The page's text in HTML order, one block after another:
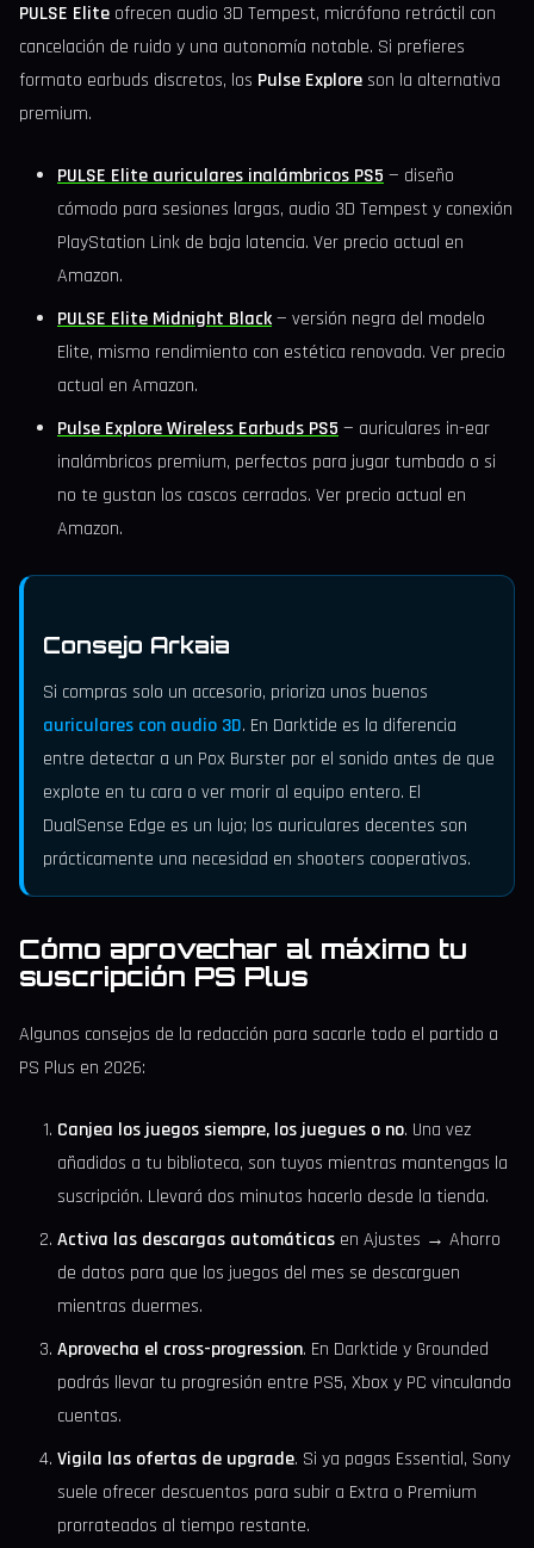
PULSE Elite ofrecen audio 3D Tempest, micrófono retráctil con
cancelación de ruido y una autonomía notable. Si prefieres
formato earbuds discretos, los Pulse Exploreson la alternativa
premium.
PULSE Elite auriculares inalámbricos PS5 — diseño
cómodo para sesiones largas, audio 3D Tempest y conexión
PlayStation Link de baja latencia. Ver precio actual en
Amazon.
PULSE Elite Midnight Black— versión negra del modelo
Elite, mismo rendimiento con estética renovada. Ver precio
actual en Amazon.
Pulse Explore Wireless Earbuds PS5 — auriculares in-ear
inalámbricos premium, perfectos para jugar tumbado o si
no te gustan los cascos cerrados. Ver precio actual en
Amazon.
Consejo Arkaia
Si compras solo un accesorio, prioriza unos buenos
auriculares con audio 3D. En Darktide es la diferencia
entre detectar a un Pox Burster por el sonido antes de que
explote en tu cara o ver morir al equipo entero. El
DualSense Edge es un lujo; los auriculares decentes son
prácticamente una necesidad en shooters cooperativos.
Cómo aprovechar al máximo tu
suscripción PS Plus
Algunos consejos de la redacción para sacarle todo el partido a
PS Plus en 2026:
Canjea los juegos siempre, los juegues o no. Una vez
añadidos a tu biblioteca, son tuyos mientras mantengas la
suscripción. Llevará dos minutos hacerlo desde la tienda.
Activa las descargas automáticas en Ajustes → Ahorro
de datos para que los juegos del mes se descarguen
mientras duermes.
Aprovecha el cross-progression. En Darktide y Grounded
podrás llevar tu progresión entre PS5, Xbox y PC vinculando
cuentas.
Vigila las ofertas de upgrade. Si ya pagas Essential, Sony
suele ofrecer descuentos para subir a Extra o Premium
prorrateados al tiempo restante.